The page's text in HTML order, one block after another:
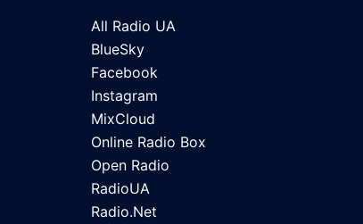
All Radio UA
BlueSky
Facebook
Instagram
MixCloud
Online Radio Box
Open Radio
RadioUA
Radio.Net